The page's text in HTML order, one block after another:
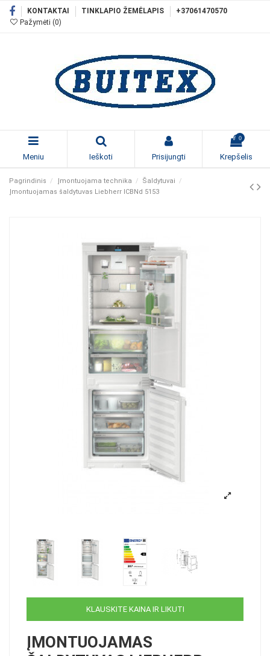
KONTAKTAI TINKLAPIO ŽEMĖLAPIS
+37061470570
Pažymėti (0)
Meniu Ieškoti Prisijungti
0
Krepšelis
Pagrindinis Įmontuojama technika
Šaldytuvai
Įmontuojamas šaldytuvas Liebherr ICBNd 5153
KLAUSKITE KAINA IR LIKUTI
ĮMONTUOJAMAS